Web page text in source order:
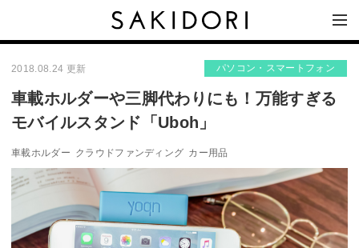
2018.08.24 更新 パソコン・スマートフォン
車載ホルダーや三脚代わりにも！万能すぎる
モバイルスタンド「Uboh」
車載ホルダー クラウドファンディング カー用品